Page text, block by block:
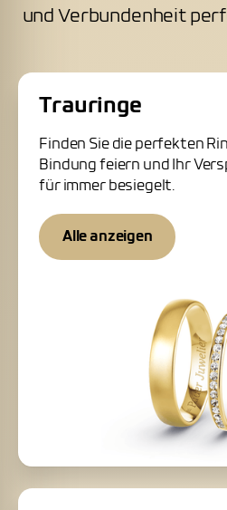
und Verbundenheit
Trauringe
Finden Sie die perfekten
Bindung feiern und Ihr
für immer besiegelt.
Alle anzeigen